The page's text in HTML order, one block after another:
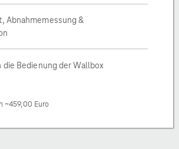
Abnahmemessung &
die Bedienung der Wallbox
~459,00 Euro